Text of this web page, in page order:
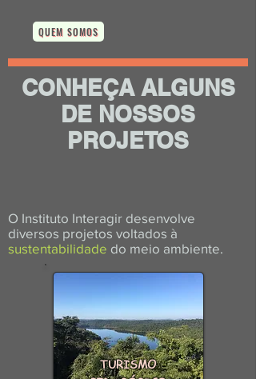
QUEM SOMOS
CONHEÇA ALGUNS
DE NOSSOS
PROJETOS
O Instituto Interagir desenvolve
diversos projetos voltados à
sustentabilidade do meio ambiente.
TURISMO